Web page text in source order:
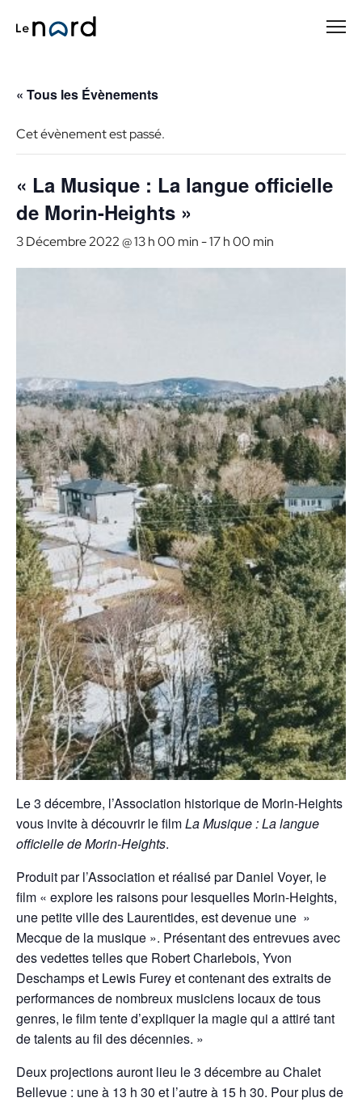
« Tous les Évènements
Cet évènement est passé.
« La Musique : La langue officielle
de Morin-Heights »
3 Décembre 2022 @ 13 h 00 min-17 h 00 min
Le 3 décembre, l’Association historique de Morin-Heights
vous invite à découvrir le filmLa Musique : La langue
officielle de Morin-Heights.
Produit par l’Association et réalisé par Daniel Voyer, le
film « explore les raisons pour lesquelles Morin-Heights,
une petite ville des Laurentides, est devenue une »
Mecque de la musique ». Présentant des entrevues avec
des vedettes telles que Robert Charlebois, Yvon
Deschamps et Lewis Furey et contenant des extraits de
performances de nombreux musiciens locaux de tous
genres, le film tente d’expliquer la magie qui a attiré tant
de talents au fil des décennies. »
Deux projections auront lieu le 3 décembre au Chalet
Bellevue : une à 13 h 30 et l’autre à 15 h 30. Pour plus de